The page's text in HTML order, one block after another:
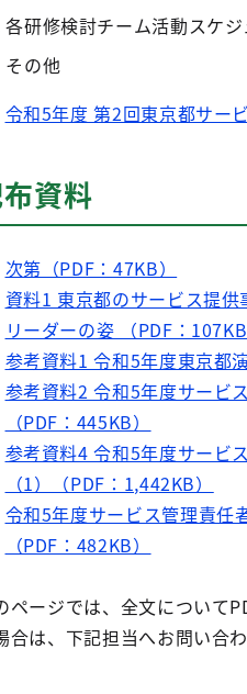
各研修検討チーム活動スケ
その他
令和5年度 第2回東京都サー
資料
次第（PDF：47KB）
資料1 東京都のサービス提
リーダーの姿 （PDF：107KB
参考資料1 令和5年度東京都
参考資料2 令和5年度サービ
（PDF：445KB）
参考資料4 令和5年度サービ
（1）（PDF：1,442KB）
令和5年度サービス管理責任
（PDF：482KB）
ページでは、全文について
合は、下記担当へお問い合わ